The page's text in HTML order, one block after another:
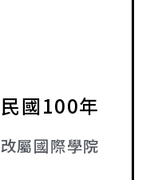
民國100年
改屬國際學院